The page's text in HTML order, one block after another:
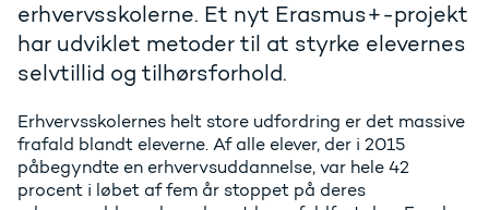
erhvervsskolerne. Et nyt Erasmus+-projekt
har udviklet metoder til at styrke elevernes
selvtillid og tilhørsforhold.
Erhvervsskolernes helt store udfordring er det massive
frafald blandt eleverne. Af alle elever, der i 2015
påbegyndte en erhvervsuddannelse, var hele 42
procent i løbet af fem år stoppet på deres